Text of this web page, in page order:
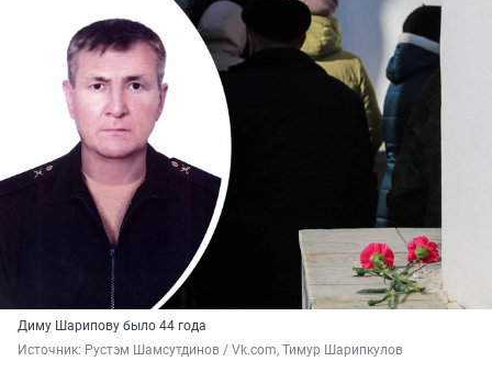
Диму Шарипову было 44 года
Источник: Рустэм Шамсутдинов / Vk.com, Тимур Шарипкулов